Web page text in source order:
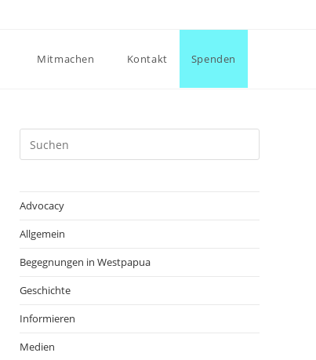
Mitmachen Kontakt Spenden
Advocacy
Allgemein
Begegnungen in Westpapua
Geschichte
Informieren
Medien